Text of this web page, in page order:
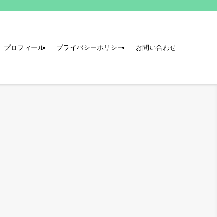
プロフィール プライバシーポリシー お問い合わせ